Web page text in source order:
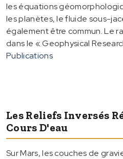
les équations
les planètes, le fluide sous-
également être commun. Le
dans le « Geophysical
Publications
Les Reliefs Inversés
Cours D'eau
Sur Mars, les couches de